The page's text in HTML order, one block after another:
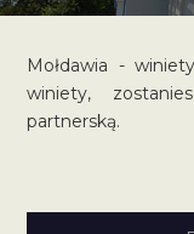
Mołdawia -
winiety,
partnerską.